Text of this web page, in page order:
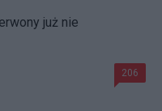
już nie
206